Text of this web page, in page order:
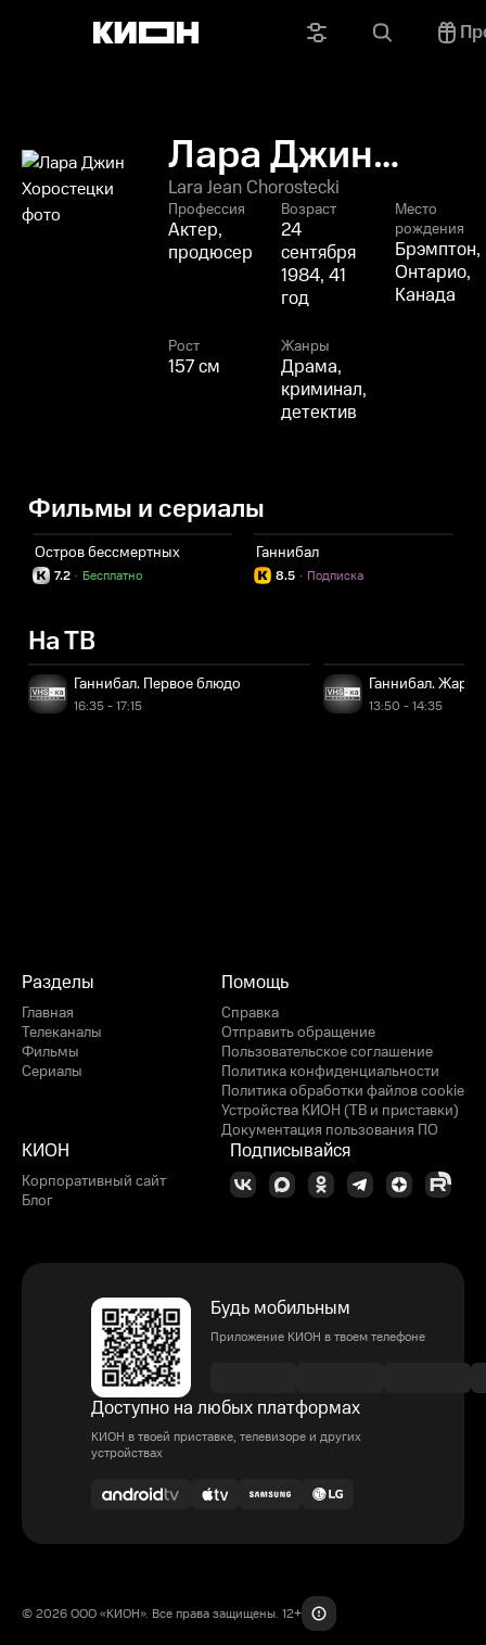
Лара Джин
Хоростецки
Lara Jean Chorostecki
Профессия
Актер,
продюсер
Возраст
24
сентября
1984, 41
год
Место
рождения
Брэмптон,
Онтарио,
Канада
Рост
157 см
Жанры
Драма,
криминал,
детектив
Фильмы и сериалы
Остров бессмертных
7.2 Бесплатно
·
Ганнибал
8.5 Подписка
·
На ТВ
Ганнибал. Первое блюдо
16:35 - 17:15
Ганнибал.
13:50 - 14:35
Разделы
Главная
Телеканалы
Фильмы
Сериалы
Помощь
Справка
Отправить обращение
Пользовательское соглашение
Политика конфиденциальности
Политика обработки файлов cookie
Устройства КИОН (ТВ и приставки)
Документация пользования ПО
КИОН
Корпоративный сайт
Блог
Подписывайся
Будь мобильным
Приложение КИОН в твоем телефоне
Доступно на любых платформах
КИОН в твоей приставке, телевизоре и других
устройствах
© 2026 ООО «КИОН». Все права защищены. 12+